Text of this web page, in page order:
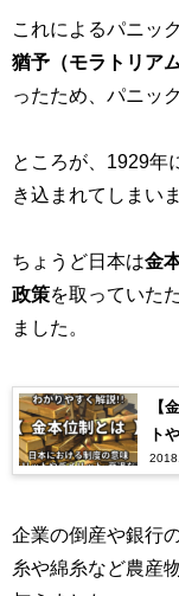
これによるパニッ
猶予（モラトリアム
ったため、パニッ
ところが、1929年
き込まれてしまいま
ちょうど日本は金
政策を取っていた
ました。
【
ト
企業の倒産や銀行
糸や綿糸など農産